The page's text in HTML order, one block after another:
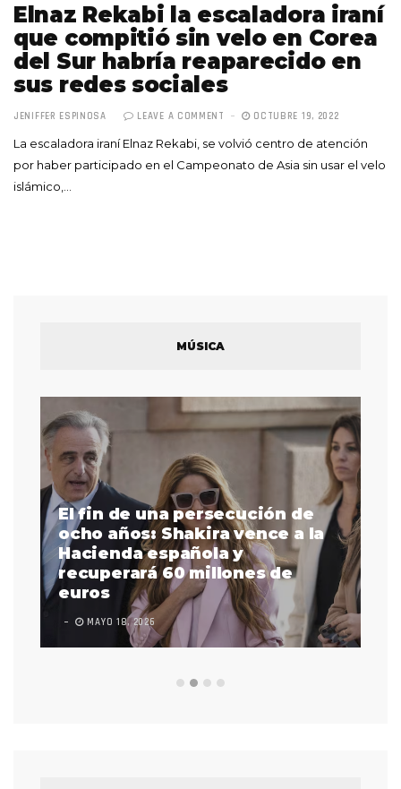
Elnaz Rekabi la escaladora iraní
que compitió sin velo en Corea
del Sur habría reaparecido en
sus redes sociales
JENIFFER ESPINOSA LEAVE A COMMENT OCTUBRE 19, 2022
La escaladora iraní Elnaz Rekabi, se volvió centro de atención
por haber participado en el Campeonato de Asia sin usar el velo
islámico,…
MÚSICA
El fin de una persecución de
ocho años: Shakira vence a la
Hacienda española y
recuperará 60 millones de
euros
MAYO 18, 2026